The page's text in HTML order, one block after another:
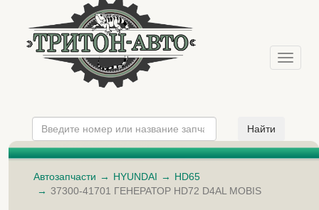
Меню
Автозапчасти HYUNDAI
HD65
37300-41701 ГЕНЕРАТОР HD72 D4AL MOBIS